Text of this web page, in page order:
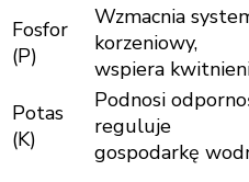
Fosfor
(P)
Wzmacnia
korzeniowy,
wspiera
Potas
(K)
Podnosi
reguluje
gospodarkę